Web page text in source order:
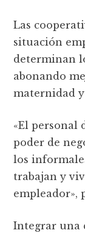
Las
situación
determinan
abonando
maternidad
«El personal
poder de
los
trabajan y
empleador»,
Integrar una